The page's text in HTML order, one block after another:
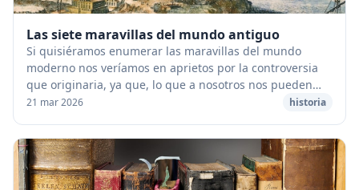
Las siete maravillas del mundo antiguo
Si quisiéramos enumerar las maravillas del mundo
moderno nos veríamos en aprietos por la controversia
que originaria, ya que, lo que a nosotros nos pueden
parecer maravillas, para otros lo pasarían de...
21 mar 2026 historia